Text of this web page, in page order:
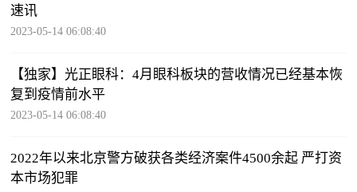
速讯
2023-05-14 06:08:40
【独家】光正眼科：4月眼科板块的营收情况已经基本恢
复到疫情前水平
2023-05-14 06:08:40
2022年以来北京警方破获各类经济案件4500余起 严打资
本市场犯罪